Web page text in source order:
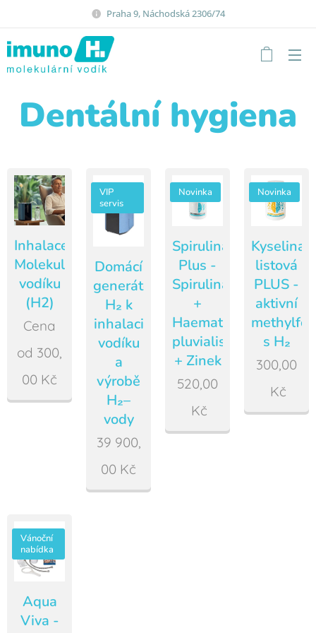
Praha 9, Náchodská 2306/74
Dentální hygiena
Inhalace
Molekulárního
vodíku
(H2)
Cena
od 300,
00 Kč
Domácí
generátor
H₂ k
inhalaci
vodíku
a
výrobě
H₂–
vody
VIP
servis
39 900,
00 Kč
Spirulina
Plus -
Spirulina
+
Haematococcus
pluvialis
+ Zinek
Novinka
520,00
Kč
Kyselina
listová
PLUS -
aktivní
s H₂
Novinka
300,00
Kč
Aqua
Viva -
Vánoční
nabídka